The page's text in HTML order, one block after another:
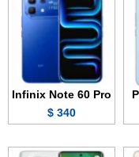
Infinix Note 60 Pro
340 $